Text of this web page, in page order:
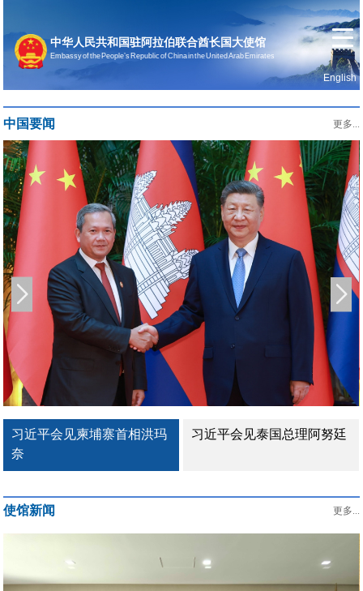
中华人民共和国驻阿拉伯联合酋长国大使馆
Embassy of the People’s Republic of China in the United Arab Emirates
English
中国要闻 更多...
习近平会见柬埔寨首相洪玛
奈
习近平会见泰国总理阿努廷
使馆新闻 更多...